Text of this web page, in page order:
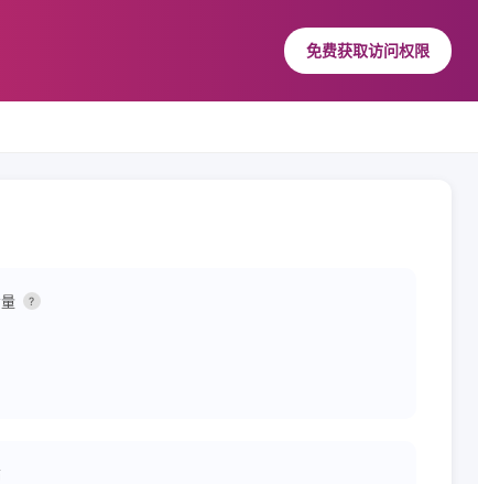
免费获取访问权限
?